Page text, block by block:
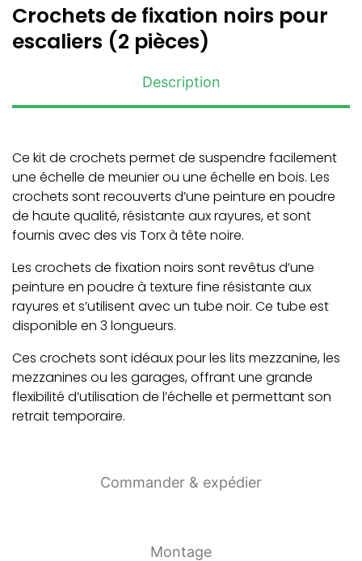
Crochets de fixation noirs pour
escaliers (2 pièces)
Description
Commander & expédier
Montage
Ce kit de crochets permet de suspendre facilement
une échelle de meunier ou une échelle en bois. Les
crochets sont recouverts d’une peinture en poudre
de haute qualité, résistante aux rayures, et sont
fournis avec des vis Torx à tête noire.
Les crochets de fixation noirs sont revêtus d’une
peinture en poudre à texture fine résistante aux
rayures et s’utilisent avec un tube noir. Ce tube est
disponible en 3 longueurs.
Ces crochets sont idéaux pour les lits mezzanine, les
mezzanines ou les garages, offrant une grande
flexibilité d’utilisation de l’échelle et permettant son
retrait temporaire.